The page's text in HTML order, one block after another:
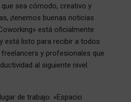
sea cómodo, creativo y
¡tenemos buenas noticias
está oficialmente
está listo para recibir a todos
y profesionales que
al siguiente nivel.
de trabajo. «Espacio